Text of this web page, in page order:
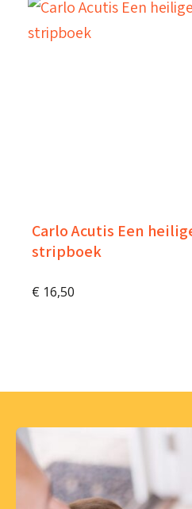
Carlo Acutis Een
stripboek
€ 16,50